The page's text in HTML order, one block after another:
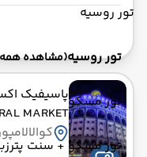
تور روسیه
تور روسیه(مشاهده
تور مسکو
تور مسکو + سنت
پاسیفیک
MARKET